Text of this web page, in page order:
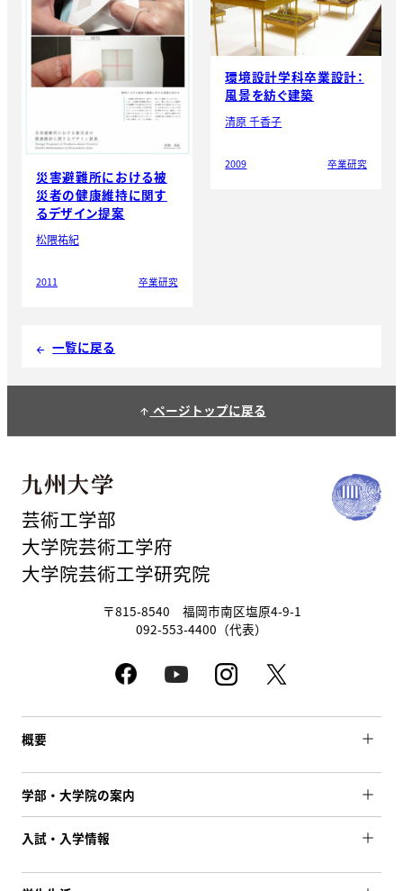
災害避難所における被
災者の健康維持に関す
るデザイン提案
松隈祐紀
2011 卒業研究
環境設計学科卒業設計：
風景を紡ぐ建築
清原 千香子
2009 卒業研究
arrow_back 一覧に戻る
arrow_upward ページトップに戻る
芸術工学部
大学院芸術工学府
大学院芸術工学研究院
〒815-8540 福岡市南区塩原4-9-1
092-553-4400（代表）
概要
学部・大学院の案内
入試・入学情報